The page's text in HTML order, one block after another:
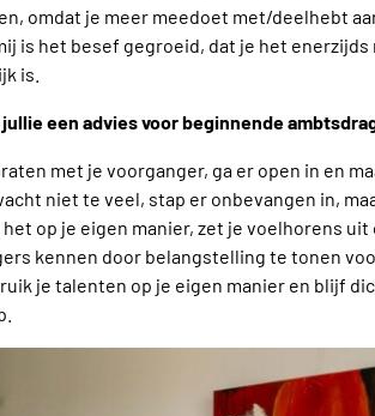
omdat je meer meedoet met/deelhebt
is het besef gegroeid, dat je het
is.
jullie een advies voor beginnende
met je voorganger, ga er open in en
niet te veel, stap er onbevangen in,
het op je eigen manier, zet je voelhorens
kennen door belangstelling te tonen
je talenten op je eigen manier en blijf